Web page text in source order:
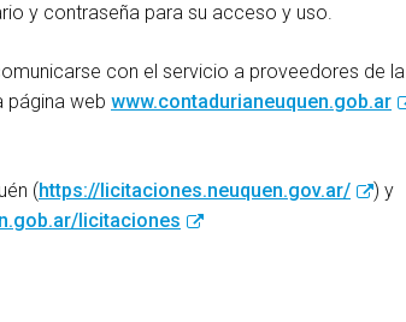
y contraseña para su acceso y uso.
con el servicio a proveedores de la
página web www.contadurianeuquen.gob.ar
(https://licitaciones.neuquen.gov.ar/
) y
licitaciones